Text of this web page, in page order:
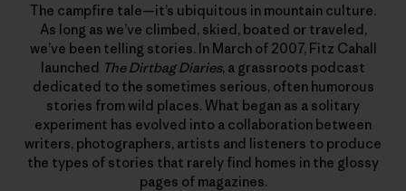
The campfire tale—it’s ubiquitous in mountain culture.
As long as we’ve climbed, skied, boated or traveled,
we’ve been telling stories. In March of 2007, Fitz Cahall
launched The Dirtbag Diaries, a grassroots podcast
dedicated to the sometimes serious, often humorous
stories from wild places. What began as a solitary
experiment has evolved into a collaboration between
writers, photographers, artists and listeners to produce
the types of stories that rarely find homes in the glossy
pages of magazines.